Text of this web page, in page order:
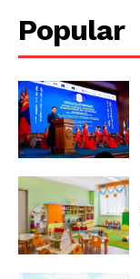
Company
About
Contact us
Subscription Plans
My account
Popular